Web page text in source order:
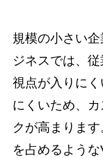
規模の小さい
ジネスでは、
視点が入りに
にくいため、
クが高まりま
を占めるよう